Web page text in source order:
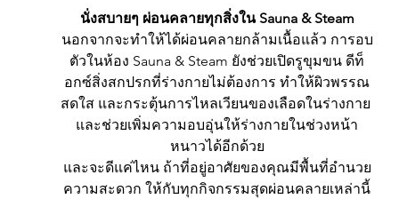
นั่งสบายๆ ผ่อนคลายทุกสิ่งใน Sauna & Steam
นอกจากจะทำให้ได้ผ่อนคลายกล้ามเนื้อแล้ว การอบ
ตัวในห้อง Sauna & Steam ยังช่วยเปิดรูขุมขน ดีท็
อกซ์สิ่งสกปรกที่ร่างกายไม่ต้องการ ทำให้ผิวพรรณ
สดใส และกระตุ้นการไหลเวียนของเลือดในร่างกาย
และช่วยเพิ่มความอบอุ่นให้ร่างกายในช่วงหน้า
หนาวได้อีกด้วย
และจะดีแค่ไหน ถ้าที่อยู่อาศัยของคุณมีพื้นที่อำนวย
ความสะดวก ให้กับทุกกิจกรรมสุดผ่อนคลายเหล่านี้